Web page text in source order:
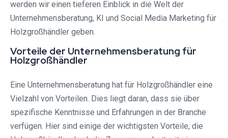
werden wir einen tieferen Einblick in die Welt der
Unternehmensberatung, KI und Social Media Marketing für
Holzgroßhändler geben.
Vorteile der Unternehmensberatung für
Holzgroßhändler
Eine Unternehmensberatung hat für Holzgroßhändler eine
Vielzahl von Vorteilen. Dies liegt daran, dass sie über
spezifische Kenntnisse und Erfahrungen in der Branche
verfügen. Hier sind einige der wichtigsten Vorteile, die